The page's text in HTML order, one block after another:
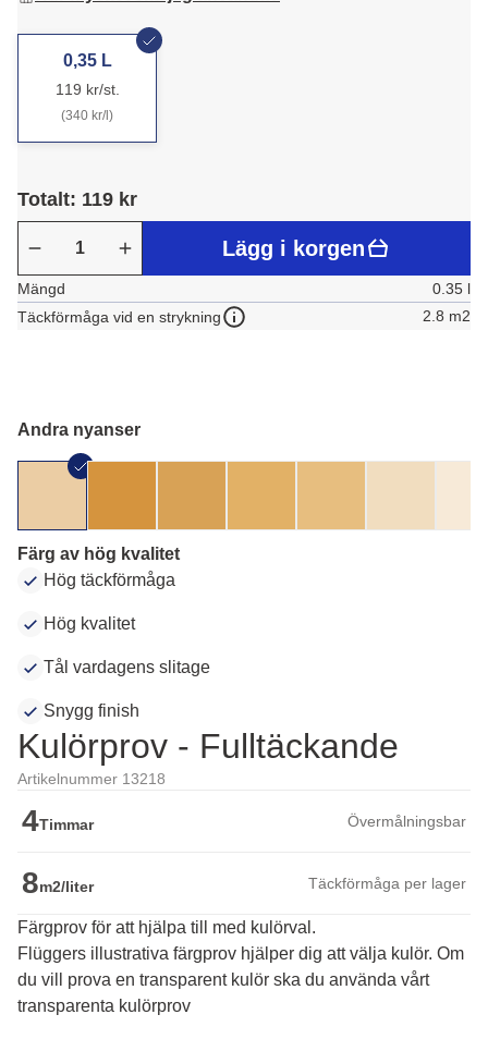
0,35 L
119 kr/st.
(340 kr/l)
Totalt: 119 kr
Lägg i korgen
Mängd
0.35 l
Täckförmåga vid en strykning
2.8 m2
Andra nyanser
Färg av hög kvalitet
Hög täckförmåga
Hög kvalitet
Tål vardagens slitage
Snygg finish
Kulörprov - Fulltäckande
Artikelnummer 13218
4Timmar Övermålningsbar
8m2/liter Täckförmåga per lager
Färgprov för att hjälpa till med kulörval.
Flüggers illustrativa färgprov hjälper dig att välja kulör. Om
du vill prova en transparent kulör ska du använda vårt
transparenta kulörprov